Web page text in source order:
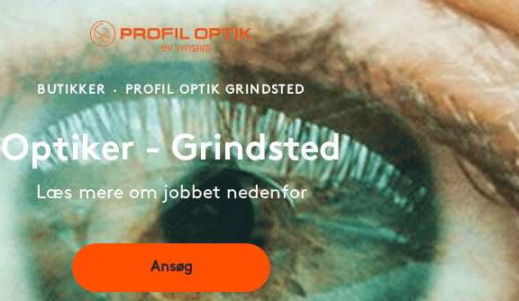
BUTIKKER · PROFIL OPTIK GRINDSTED
Optiker - Grindsted
Læs mere om jobbet nedenfor
Ansøg